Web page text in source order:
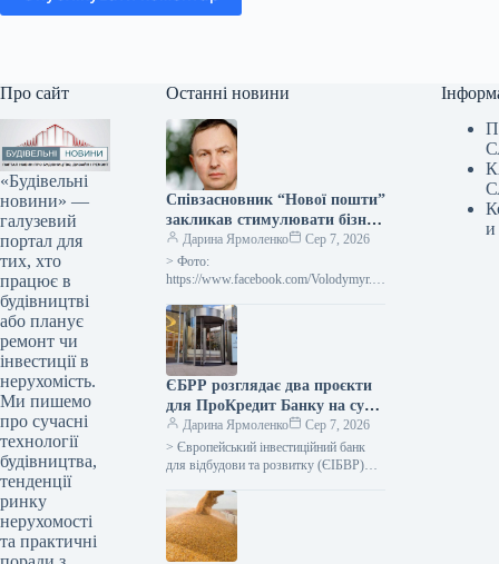
Про сайт
«Будівельні
новини» —
галузевий
портал для
тих, хто
працює в
будівництві
або планує
ремонт чи
інвестиції в
нерухомість.
Ми пишемо
про сучасні
технології
будівництва,
тенденції
ринку
нерухомості
та практичні
Останні новини
Співзасновник “Нової пошти”
закликав стимулювати бізнес
податковими канікулами та
дерегуляцією у відповідь на
ворожі обстріли.
Дарина Ярмоленко
Сер 7, 2026
> Фото:
https://www.facebook.com/Volodymyr.P
зростанням кількості обстрілів з боку
Росії, потребує дерегуляції, зокрема
спрощення міжнародної логістики,
дозвільних…
ЄБРР розглядає два проєкти
для ПроКредит Банку на суму
до 330 мільйонів євро
Дарина Ярмоленко
Сер 7, 2026
> Європейський інвестиційний банк
для відбудови та розвитку (ЄІБВР)
Банку (Київ) сукупним обсягом до
330…
и